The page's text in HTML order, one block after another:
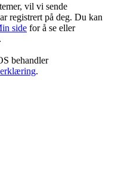
vil vi sende
registrert på deg. Du kan
side for å se eller
behandler
.